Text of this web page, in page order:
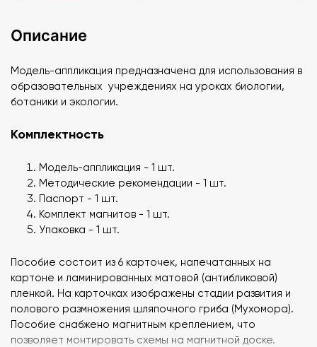
Описание
Модель-аппликация предназначена для использования в
образовательных учреждениях на уроках биологии,
ботаники и экологии.
Комплектность
Модель-аппликация - 1 шт.
Методические рекомендации - 1 шт.
Паспорт - 1 шт.
Комплект магнитов - 1 шт.
Упаковка - 1 шт.
Пособие состоит из 6 карточек, напечатанных на
картоне и ламинированных матовой (антибликовой)
пленкой. На карточках изображены стадии развития и
полового размножения шляпочного гриба (Мухомора).
Пособие снабжено магнитным креплением, что
позволяет монтировать схемы на магнитной доске.